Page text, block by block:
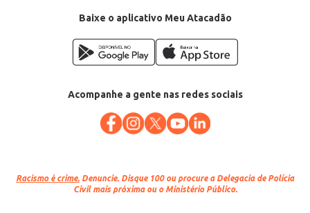
Baixe o aplicativo Meu Atacadão
Acompanhe a gente nas redes sociais
Racismo é crime. Denuncie. Disque 100 ou procure a Delegacia de Polícia
Civil mais próxima ou o Ministério Público.